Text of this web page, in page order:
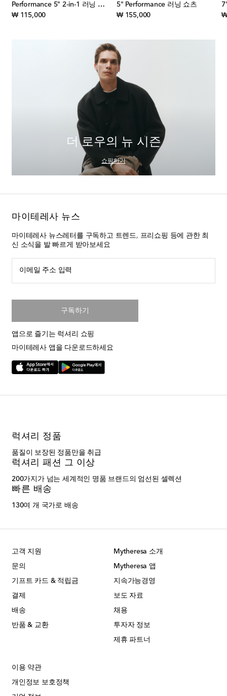
Performance 5" 2-in-1 러닝 쇼츠
₩ 115,000original price
5" Performance 러닝 쇼츠
₩ 155,000original price
₩
더 로우의 뉴 시즌
쇼핑하기
마이테레사 뉴스
마이테레사 뉴스레터를 구독하고 트렌드, 프리쇼핑 등에 관한 최
신 소식을 발 빠르게 받아보세요
이메일 주소 입력
구독하기
앱으로 즐기는 럭셔리 쇼핑
마이테레사 앱을 다운로드하세요
럭셔리 정품
품질이 보장된 정품만을 취급
럭셔리 패션 그 이상
200가지가 넘는 세계적인 명품 브랜드의 엄선된 셀렉션
빠른 배송
130여 개 국가로 배송
고객 지원
문의
기프트 카드 & 적립금
결제
배송
반품 & 교환
Mytheresa 소개
Mytheresa 앱
지속가능경영
보도 자료
채용
투자자 정보
제휴 파트너
이용 약관
개인정보 보호정책